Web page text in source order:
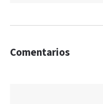
Comentarios